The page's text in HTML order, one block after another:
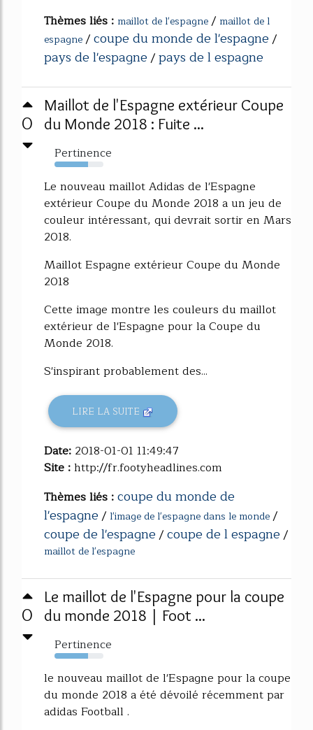
Thèmes liés : maillot de l'espagne/ maillot de l
espagne/coupe du monde de l'espagne/
pays de l'espagne/pays de l espagne
0
Maillot de l'Espagne extérieur Coupe
du Monde 2018 : Fuite ...
Pertinence
68%
Le nouveau maillot Adidas de l'Espagne
extérieur Coupe du Monde 2018 a un jeu de
couleur intéressant, qui devrait sortir en Mars
2018.
Maillot Espagne extérieur Coupe du Monde
2018
Cette image montre les couleurs du maillot
extérieur de l'Espagne pour la Coupe du
Monde 2018.
S'inspirant probablement des...
LIRE LA SUITE
Date: 2018-01-01 11:49:47
Site :http://fr.footyheadlines.com
Thèmes liés :coupe du monde de
l'espagne/ l'image de l'espagne dans le monde/
coupe de l'espagne/coupe de l espagne/
maillot de l'espagne
0
Le maillot de l'Espagne pour la coupe
du monde 2018 | Foot ...
Pertinence
68%
le nouveau maillot de l'Espagne pour la coupe
du monde 2018 a été dévoilé récemment par
adidas Football .